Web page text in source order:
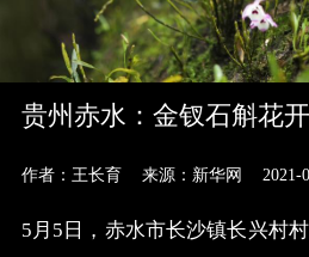
贵州赤水：金钗石斛花
作者：王长育 来源：新华网 2021-
5月5日，赤水市长沙镇长兴村